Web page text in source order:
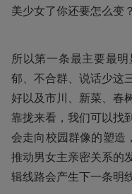
美少女了你还要怎么变？
所以第一条最主要最
郁、不合群、说话少这
好以及市川、新菜、春
靠拢来看，我们可以找
会走向校园群像的塑造
推动男女主亲密关系的
辑线路会产生下一条明